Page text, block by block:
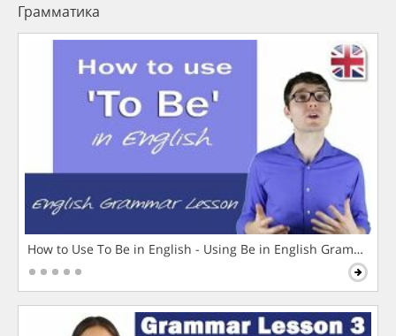
Грамматика
How to Use To Be in English - Using Be in English Grammar